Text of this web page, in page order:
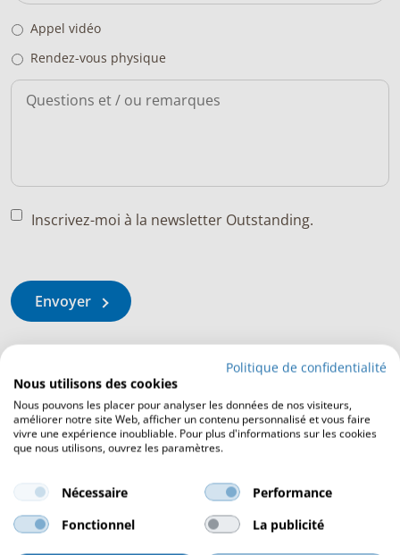
Appel vidéo
Rendez-vous physique
Inscrivez-moi à la newsletter Outstanding.
Envoyer
Politique de confidentialité
Nous utilisons des cookies
Nous pouvons les placer pour analyser les données de nos visiteurs,
améliorer notre site Web, afficher un contenu personnalisé et vous faire
vivre une expérience inoubliable. Pour plus d'informations sur les cookies
que nous utilisons, ouvrez les paramètres.
Nécessaire
Performance
Fonctionnel
La publicité